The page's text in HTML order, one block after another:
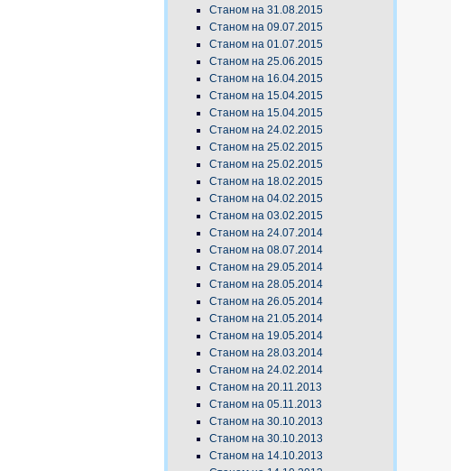
Станом на 31.08.2015
Станом на 09.07.2015
Станом на 01.07.2015
Станом на 25.06.2015
Станом на 16.04.2015
Станом на 15.04.2015
Станом на 15.04.2015
Станом на 24.02.2015
Станом на 25.02.2015
Станом на 25.02.2015
Станом на 18.02.2015
Станом на 04.02.2015
Станом на 03.02.2015
Станом на 24.07.2014
Станом на 08.07.2014
Станом на 29.05.2014
Станом на 28.05.2014
Станом на 26.05.2014
Станом на 21.05.2014
Станом на 19.05.2014
Станом на 28.03.2014
Станом на 24.02.2014
Станом на 20.11.2013
Станом на 05.11.2013
Станом на 30.10.2013
Станом на 30.10.2013
Станом на 14.10.2013